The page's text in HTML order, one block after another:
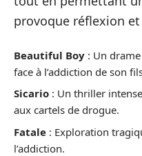
provoque réflexion
Beautiful Boy : Un
face à l’addiction de son
Sicario : Un thriller
aux cartels de drogue.
Fatale : Exploration
l’addiction.